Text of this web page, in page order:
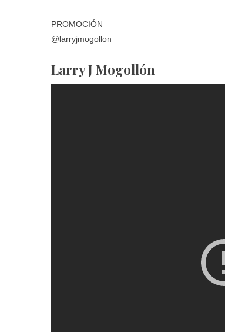
PROMOCIÓN
@larryjmogollon
Larry J Mogollón